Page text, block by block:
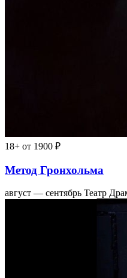
18+ от 1900 ₽
Метод Гронхольма
август — сентябрь Театр